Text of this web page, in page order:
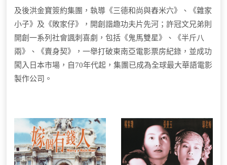
及後洪金寶簽約集團，執導《三德和尚與舂米六》、《雜家
小子》及《敗家仔》，開創諧趣功夫片先河；許冠文兄弟則
開創一系列社會諷刺喜劇，包括《鬼馬雙星》、《半斤八
兩》、《賣身契》，一舉打破東南亞電影票房紀錄，並成功
闖入日本市場，自70年代起，集團已成為全球最大華語電影
製作公司。